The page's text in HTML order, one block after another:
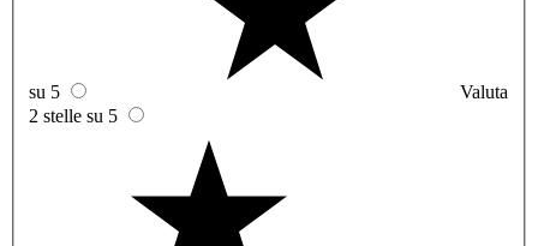
su 5
Valuta
2 stelle su 5